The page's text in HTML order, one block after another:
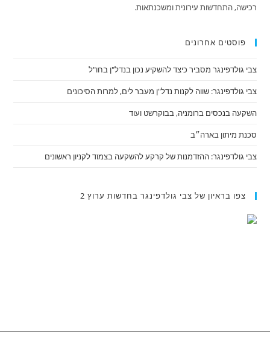
רכישה, התחדשות עירונית ומשכנתאות.
פוסטים אחרונים
צבי גולדפינגר מסביר כיצד להשקיע נכון בנדל"ן בחו"ל
צבי גולדפינגר: שווה לקנות נדל"ן מעבר לים, למרות הסיכונים
השקעה בנכסים ברומניה, בבוקרשט ועוד
סכנת מיתון בארה״ב
צבי גולדפינגר: ההזדמנות של קרקע להשקעה בצמוד לקניון ראשונים
צפו בראיון של צבי גולדפינגר בחדשות ערוץ 2